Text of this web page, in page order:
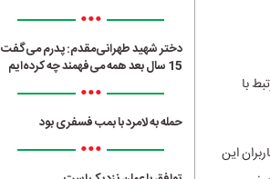
با
این
•••
دختر شهید طهرانی‌مقدم: پدرم می‌گفت
15 سال بعد همه می‌فهمند چه کرده‌ایم
•••
حمله به لامرد با بمب فسفری بود
•••